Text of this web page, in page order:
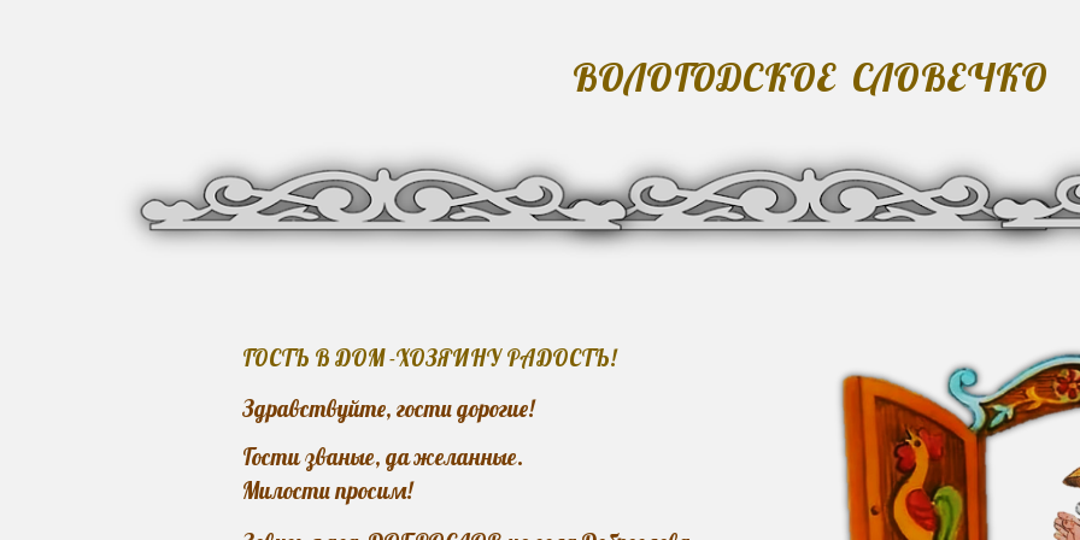
ВОЛОГОДСКОЕ СЛОВЕЧКО
ГОСТЬ В ДОМ -ХОЗЯИНУ РАДОСТЬ!
Здравствуйте, гости дорогие!
Гости званые, да желанные.
Милости просим!